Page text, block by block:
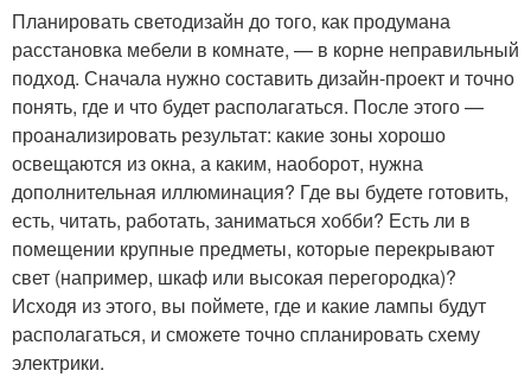
Планировать светодизайн до того, как продумана
расстановка мебели в комнате, — в корне неправильный
подход. Сначала нужно составить дизайн-проект и точно
понять, где и что будет располагаться. После этого —
проанализировать результат: какие зоны хорошо
освещаются из окна, а каким, наоборот, нужна
дополнительная иллюминация? Где вы будете готовить,
есть, читать, работать, заниматься хобби? Есть ли в
помещении крупные предметы, которые перекрывают
свет (например, шкаф или высокая перегородка)?
Исходя из этого, вы поймете, где и какие лампы будут
располагаться, и сможете точно спланировать схему
электрики.